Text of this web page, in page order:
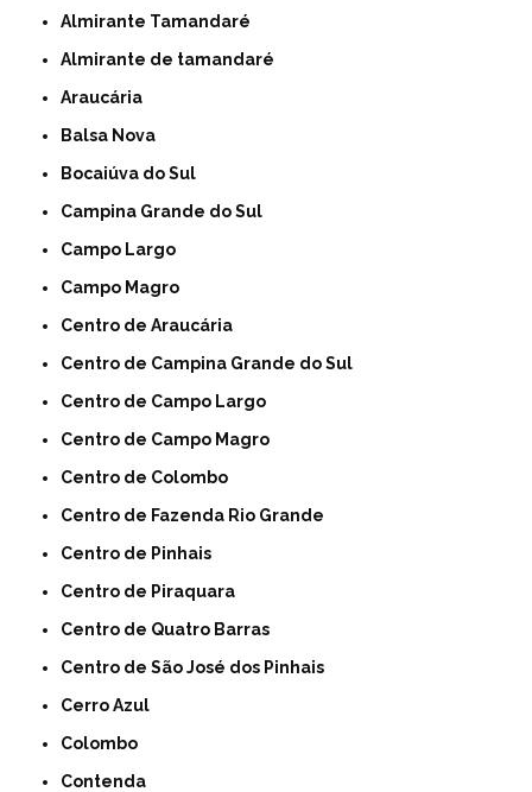
Almirante Tamandaré
Almirante de tamandaré
Araucária
Balsa Nova
Bocaiúva do Sul
Campina Grande do Sul
Campo Largo
Campo Magro
Centro de Araucária
Centro de Campina Grande do Sul
Centro de Campo Largo
Centro de Campo Magro
Centro de Colombo
Centro de Fazenda Rio Grande
Centro de Pinhais
Centro de Piraquara
Centro de Quatro Barras
Centro de São José dos Pinhais
Cerro Azul
Colombo
Contenda